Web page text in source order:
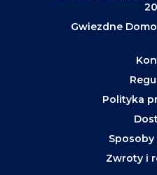
Gwiezdne
Polityka
Sposoby
Zwroty i